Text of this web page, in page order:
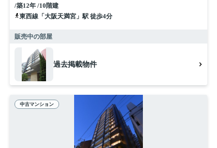
/築12年 /10階建
東西線「大阪天満宮」駅 徒歩4分
販売中の部屋
過去掲載物件
中古マンション